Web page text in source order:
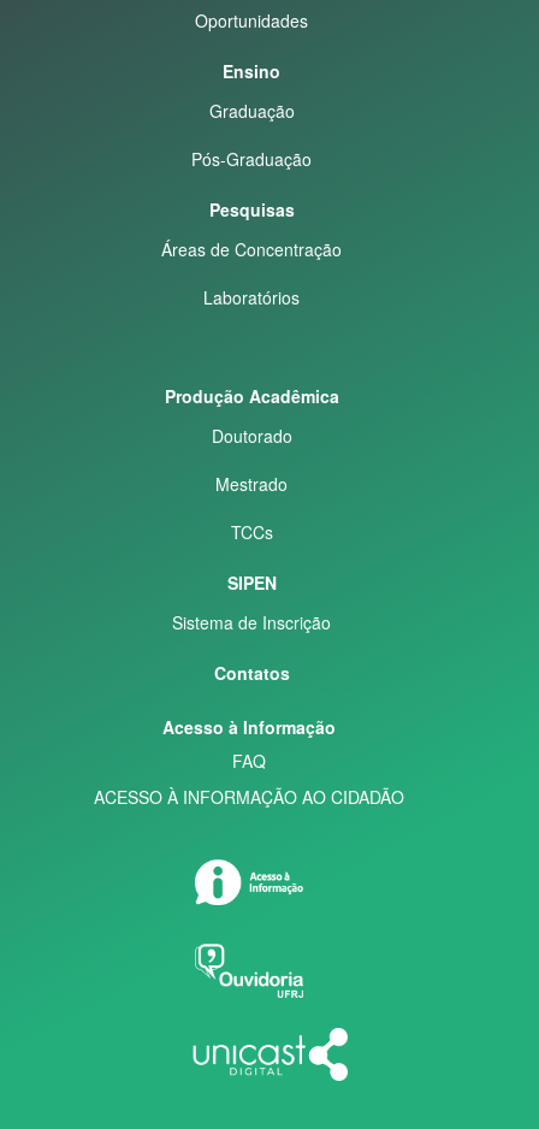
Oportunidades
Ensino
Graduação
Pós-Graduação
Pesquisas
Áreas de Concentração
Laboratórios
Produção Acadêmica
Doutorado
Mestrado
TCCs
SIPEN
Sistema de Inscrição
Contatos
Acesso à Informação
FAQ
ACESSO À INFORMAÇÃO AO CIDADÃO